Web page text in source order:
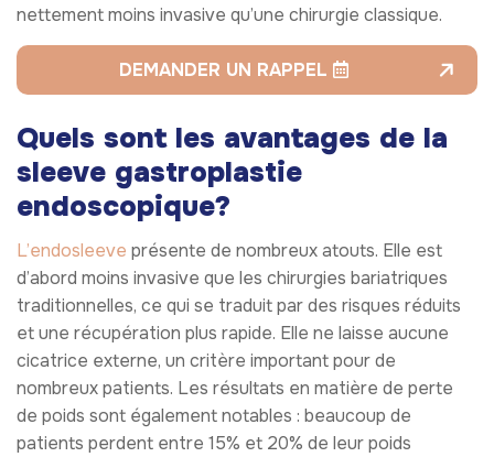
nettement moins invasive qu’une chirurgie classique.
DEMANDER UN RAPPEL
Quels sont les avantages de la
sleeve gastroplastie
endoscopique?
L’endosleeve présente de nombreux atouts. Elle est
d’abord moins invasive que les chirurgies bariatriques
traditionnelles, ce qui se traduit par des risques réduits
et une récupération plus rapide. Elle ne laisse aucune
cicatrice externe, un critère important pour de
nombreux patients. Les résultats en matière de perte
de poids sont également notables : beaucoup de
patients perdent entre 15% et 20% de leur poids